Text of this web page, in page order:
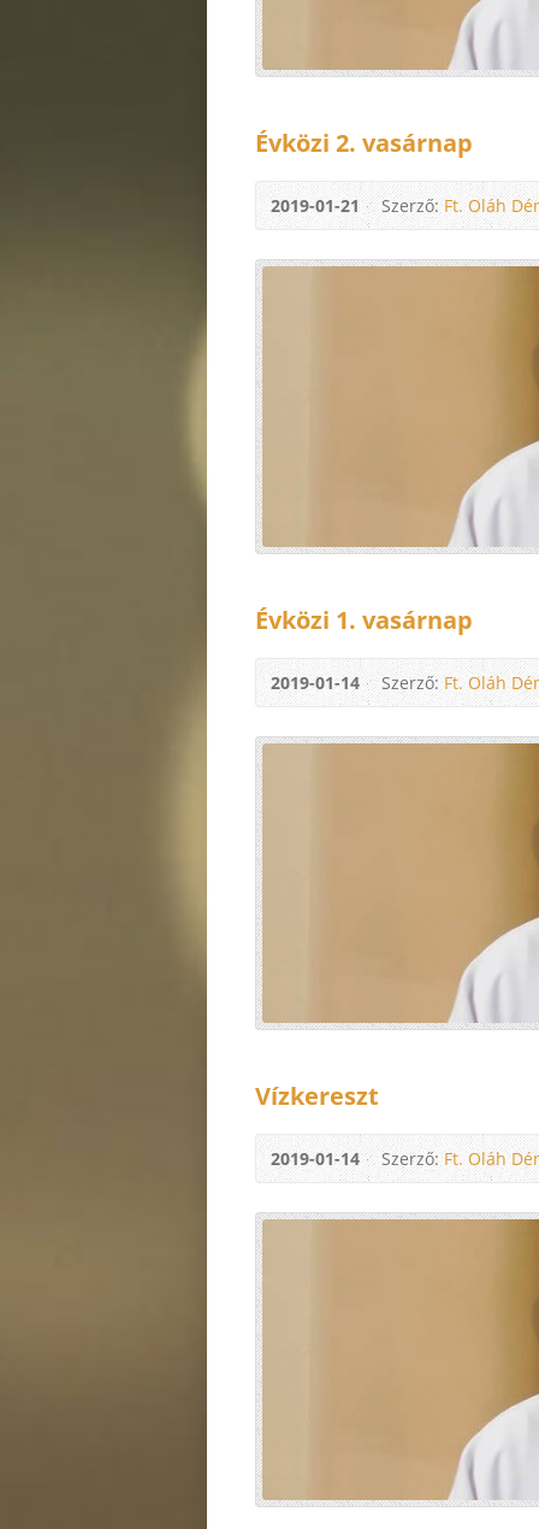
Évközi 2. vasárnap
2019-01-21 Szerző:Ft. Oláh
Évközi 1. vasárnap
2019-01-14 Szerző:Ft. Oláh
Vízkereszt
2019-01-14 Szerző:Ft. Oláh